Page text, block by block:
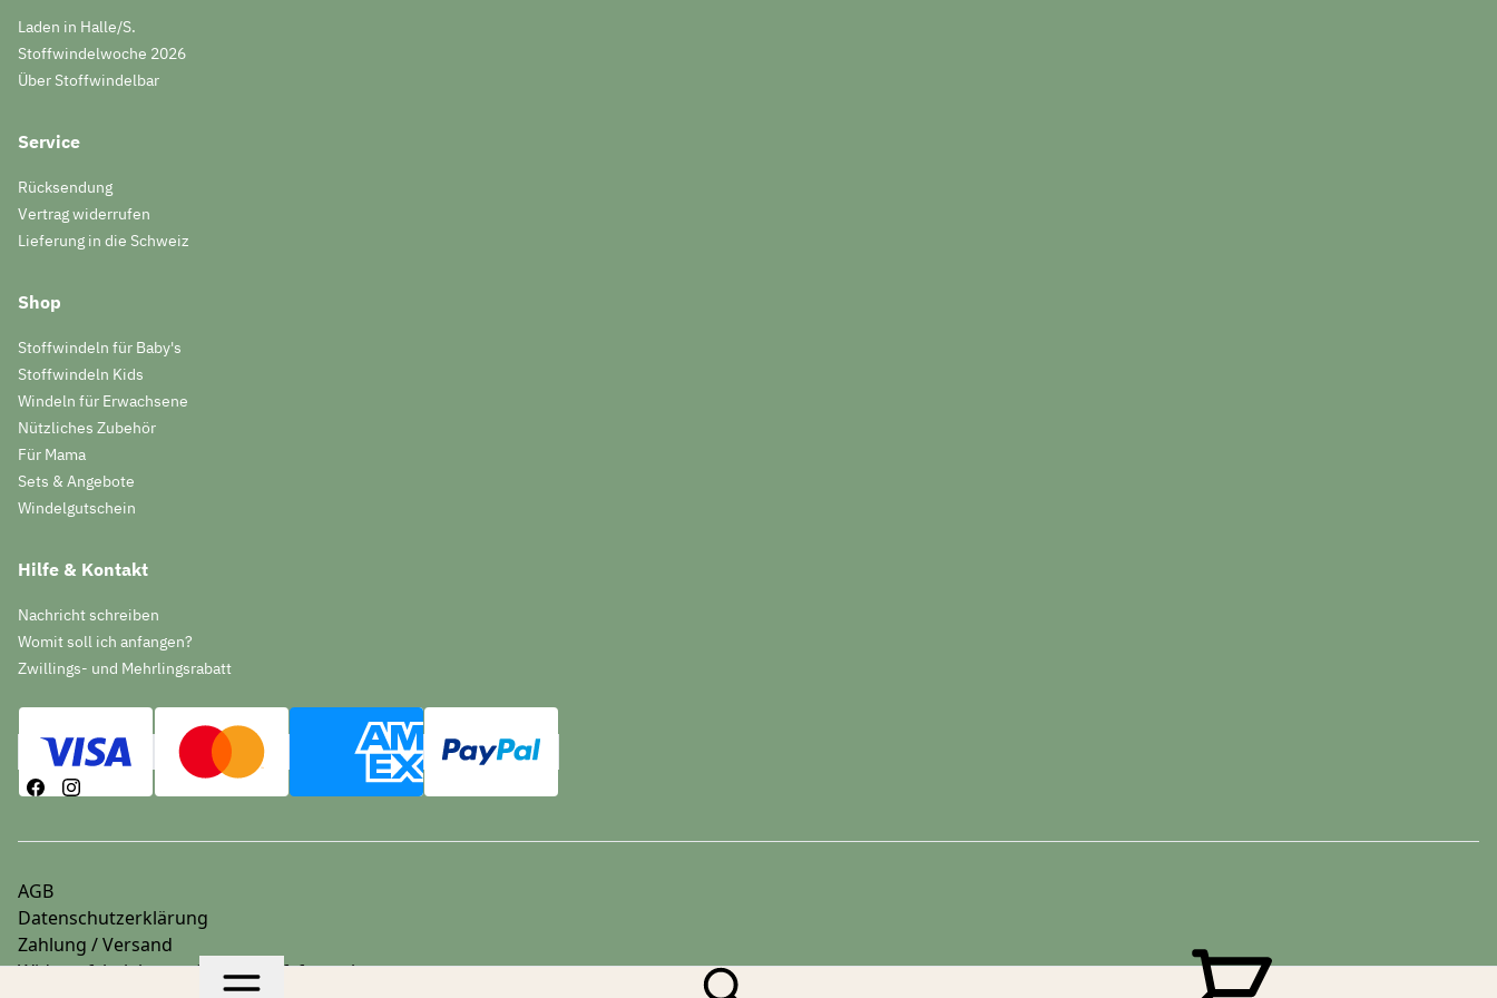
Laden in Halle/S.
Stoffwindelwoche 2026
Über Stoffwindelbar
Service
Rücksendung
Vertrag widerrufen
Lieferung in die Schweiz
Shop
Stoffwindeln für Baby's
Stoffwindeln Kids
Windeln für Erwachsene
Nützliches Zubehör
Für Mama
Sets & Angebote
Windelgutschein
Hilfe & Kontakt
Nachricht schreiben
Womit soll ich anfangen?
Zwillings- und Mehrlingsrabatt
AGB
Datenschutzerklärung
Zahlung / Versand
Widerrufsbelehrung & Widerrufsformular